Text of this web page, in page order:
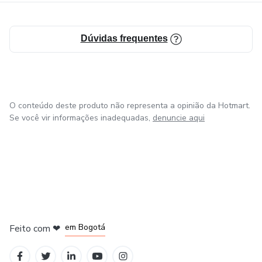
Dúvidas frequentes
O conteúdo deste produto não representa a opinião da Hotmart.
Se você vir informações inadequadas, denuncie aqui
Feito com ❤ em Bogotá